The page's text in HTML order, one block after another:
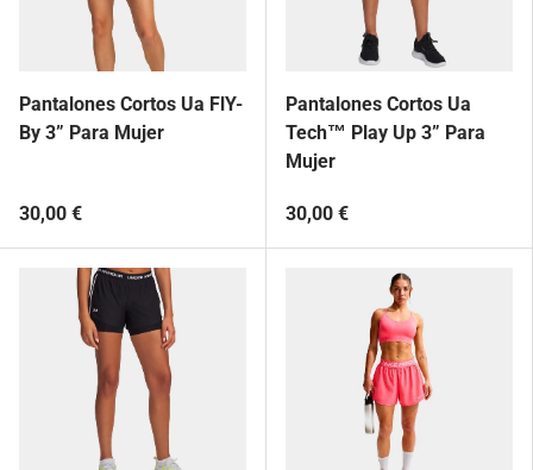
Pantalones Cortos Ua FlY-
By 3” Para Mujer
30,00 €
Pantalones Cortos Ua
Tech™ Play Up 3” Para
Mujer
30,00 €